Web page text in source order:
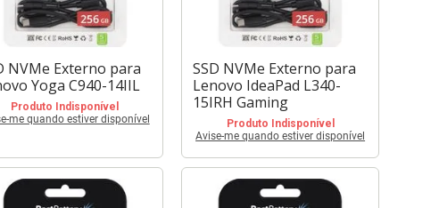
NVMe Externo para
Yoga C940-14IIL
Produto Indisponível
me quando estiver disponível
SSD NVMe Externo para
Lenovo IdeaPad L340-
15IRH Gaming
Produto Indisponível
Avise-me quando estiver disponível